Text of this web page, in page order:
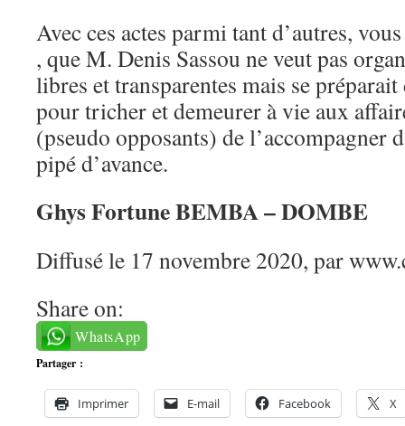
Avec ces actes parmi tant d’autres,
, que M. Denis Sassou ne veut pas
libres et transparentes mais se
pour tricher et demeurer à vie aux
(pseudo opposants) de l’accompagner
pipé d’avance.
Ghys Fortune BEMBA – DOMBE
Diffusé le 17 novembre 2020, par
Share on:
WhatsApp
Partager :
Imprimer E-mail Facebook X